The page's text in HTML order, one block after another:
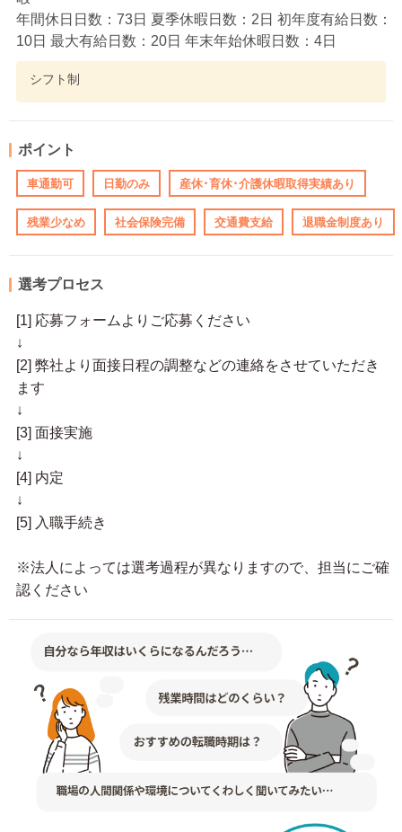
年間休日日数：73日 夏季休暇日数：2日 初年度有給日数：
10日 最大有給日数：20日 年末年始休暇日数：4日
シフト制
ポイント
車通勤可 日勤のみ 産休･育休･介護休暇取得実績あり
残業少なめ 社会保険完備 交通費支給 退職金制度あり
選考プロセス
[1] 応募フォームよりご応募ください
↓
[2] 弊社より面接日程の調整などの連絡をさせていただき
ます
↓
[3] 面接実施
↓
[4] 内定
↓
[5] 入職手続き
※法人によっては選考過程が異なりますので、担当にご確
認ください